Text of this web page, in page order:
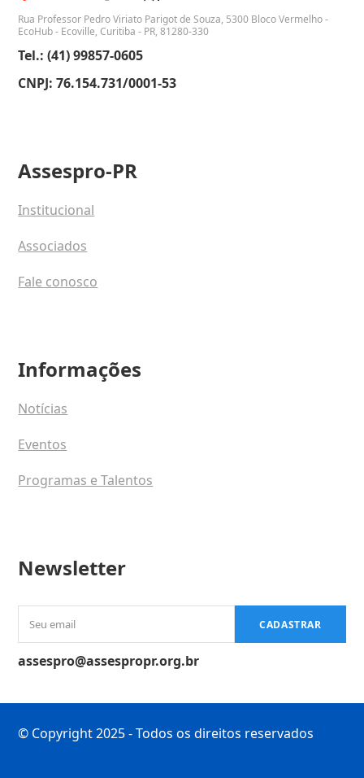
Rua Professor Pedro Viriato Parigot de Souza, 5300 Bloco Vermelho -
EcoHub - Ecoville, Curitiba - PR, 81280-330
Tel.: (41) 99857-0605
CNPJ: 76.154.731/0001-53
Assespro-PR
Institucional
Associados
Fale conosco
Informações
Notícias
Eventos
Programas e Talentos
Newsletter
email
CADASTRAR
assespro@assespropr.org.br
© Copyright 2025 - Todos os direitos reservados